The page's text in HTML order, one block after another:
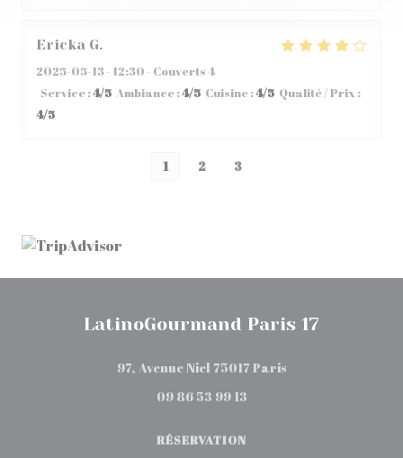
Ericka G
2025-05-13- 12:30 - Couverts 4
Service :4/5 Ambiance :4/5 Cuisine :4/5 Qualité / Prix :
4/5
1 2 3
LatinoGourmand Paris 17
97, Avenue Niel 75017 Paris((ouvre une
09 86 53 99 13
RÉSERVATION